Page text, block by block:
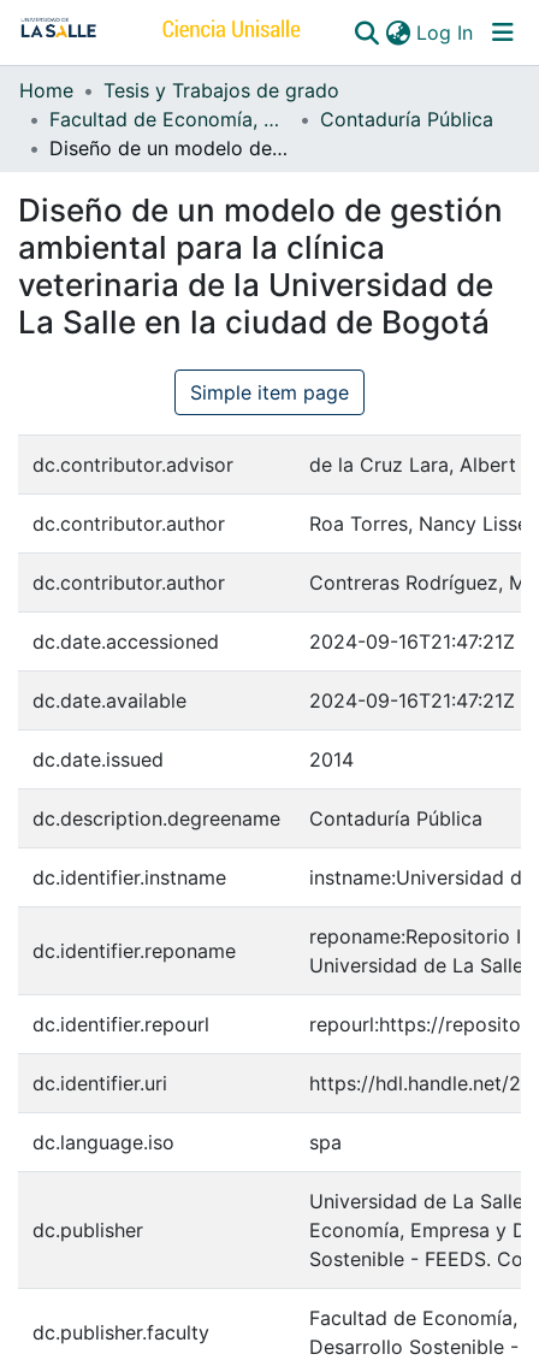
Log In
Communities & Collections
All of DSpace
Home
Tesis y Trabajos de grado
Facultad de Economía, Empresa y Desarrollo Sostenible - FEEDS
Contaduría Pública
Diseño de un modelo de gestión ambiental para la clínica veterinaria de la Universidad de La Salle en la ciudad de Bogotá
Diseño de un modelo de gestión
ambiental para la clínica
veterinaria de la Universidad de
La Salle en la ciudad de Bogotá
Simple item page
dc.contributor.advisor de la Cruz Lara, Albert
dc.contributor.author Roa Torres, Nancy
dc.contributor.author Contreras Rodríguez,
dc.date.accessioned 2024-09-16T21:47:21Z
dc.date.available 2024-09-16T21:47:21Z
dc.date.issued 2014
dc.description.degreename Contaduría Pública
dc.identifier.instname instname:Universidad de
dc.identifier.reponame
reponame:Repositorio
Universidad de La Salle
dc.identifier.repourl repourl:https://
dc.identifier.uri https://hdl.handle.net/
dc.language.iso spa
dc.publisher
Universidad de La Salle.
Economía, Empresa y
Sostenible - FEEDS.
dc.publisher.faculty
Facultad de Economía,
Desarrollo Sostenible -